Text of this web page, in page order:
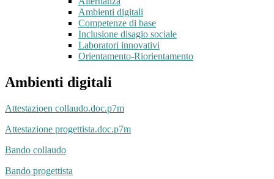
Ambienti digitali
Competenze di base
Inclusione disagio sociale
Laboratori innovativi
Orientamento-Riorientamento
Ambienti digitali
Attestazioen collaudo.doc.p7m
Attestazione progettista.doc.p7m
Bando collaudo
Bando progettista